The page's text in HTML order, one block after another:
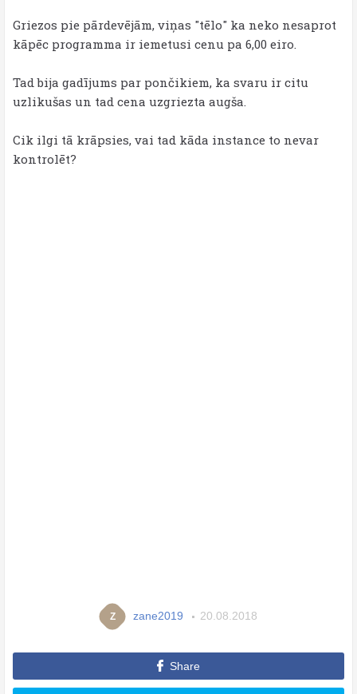
Griezos pie pārdevējām, viņas "tēlo" ka neko nesaprot
kāpēc programma ir iemetusi cenu pa 6,00 eiro.
Tad bija gadījums par pončikiem, ka svaru ir citu
uzlikušas un tad cena uzgriezta augša.
Cik ilgi tā krāpsies, vai tad kāda instance to nevar
kontrolēt?
Z zane2019 20.08.2018
Share